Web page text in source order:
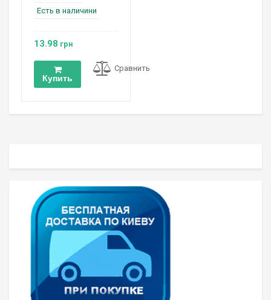
Есть в наличини
13.98 грн
Купить
Сравнить